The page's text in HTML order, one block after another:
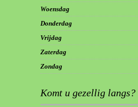
Woensdag
Donderdag
Vrijdag
Zaterdag
Zondag
Komt u gezellig langs?